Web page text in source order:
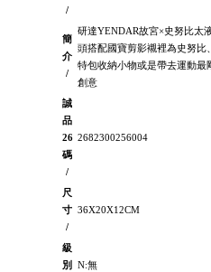
/
簡
介
/
研達YENDAR故宮×史努比太
頭搭配國寶剪影襯裡為史努比
特包收納小物或是帶去運動最
創意
誠
品
26
碼
/
2682300256004
尺
寸
/
36X20X12CM
級
別
N:無